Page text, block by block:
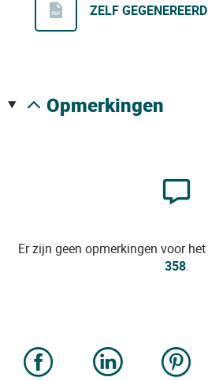
ZELF
opmerkingen
Er zijn geen opmerkingen voor
358.